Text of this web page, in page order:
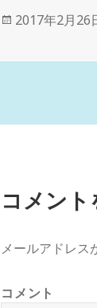
投
日:
2017年2月26
コメン
メールアドレス
コメント